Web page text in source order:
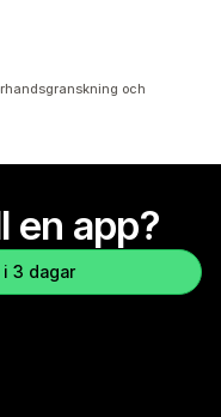
och
en app?
3 dagar